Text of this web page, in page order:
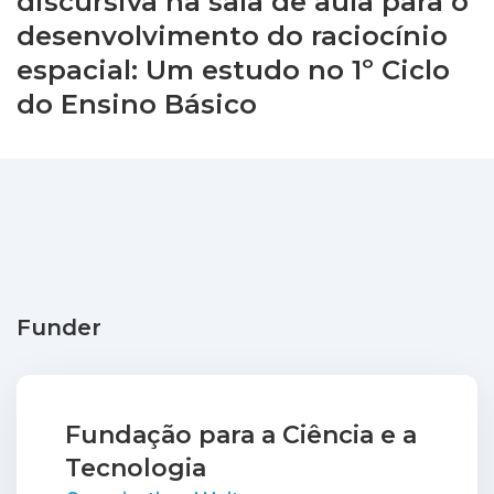
desenvolvimento do raciocínio
espacial: Um estudo no 1º Ciclo
do Ensino Básico
Funder
Fundação para a Ciência e a
Tecnologia